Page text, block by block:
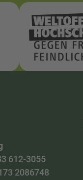
612-3055
2086748